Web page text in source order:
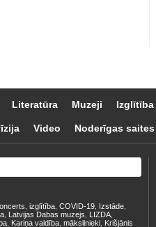
Literatūra Muzeji Izglītība
Video Noderīgas saites
izglītība COVID-19 Izstāde
Latvijas Dabas muzejs LIZDA
Kariņa valdība mākslinieki Krišjānis